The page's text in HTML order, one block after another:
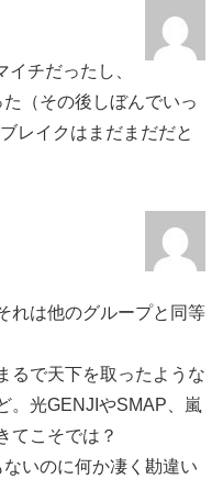
チだったし、
（その後しぼんでいっ
レイクはまだまだだと
れは他のグループと同等
るで天下を取ったような
。光GENJIやSMAP、嵐
てこそでは？
いのに何か凄く勘違い